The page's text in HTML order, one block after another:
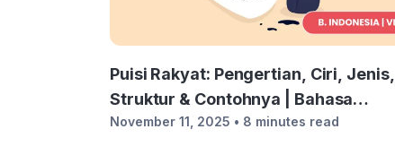
Puisi Rakyat: Pengertian, Ciri, Jenis,
Struktur & Contohnya | Bahasa
Indonesia Kelas 7
November 11, 2025 • 8 minutes read